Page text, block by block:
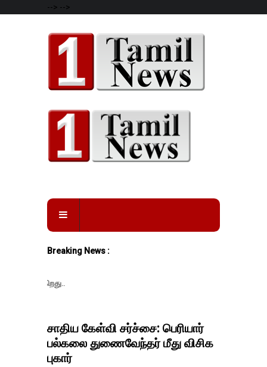
--> -->
Breaking News :
சாதிய கேள்வி சர்ச்சை: பெரியார்
பல்கலை துணைவேந்தர் மீது விசிக
புகார்